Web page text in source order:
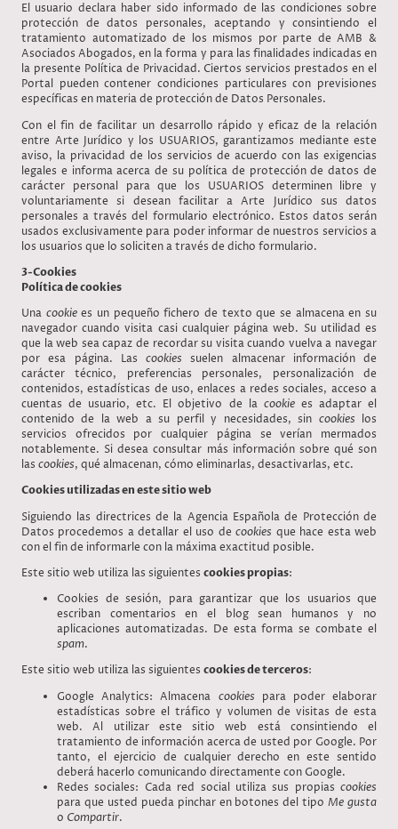
El usuario declara haber sido informado de las condiciones sobre
protección de datos personales, aceptando y consintiendo el
tratamiento automatizado de los mismos por parte de AMB &
Asociados Abogados, en la forma y para las finalidades indicadas en
la presente Política de Privacidad. Ciertos servicios prestados en el
Portal pueden contener condiciones particulares con previsiones
específicas en materia de protección de Datos Personales.
Con el fin de facilitar un desarrollo rápido y eficaz de la relación
entre Arte Jurídico y los USUARIOS, garantizamos mediante este
aviso, la privacidad de los servicios de acuerdo con las exigencias
legales e informa acerca de su política de protección de datos de
carácter personal para que los USUARIOS determinen libre y
voluntariamente si desean facilitar a Arte Jurídico sus datos
personales a través del formulario electrónico. Estos datos serán
usados exclusivamente para poder informar de nuestros servicios a
los usuarios que lo soliciten a través de dicho formulario.
3-Cookies
Política de cookies
Una cookiees un pequeño fichero de texto que se almacena en su
navegador cuando visita casi cualquier página web. Su utilidad es
que la web sea capaz de recordar su visita cuando vuelva a navegar
por esa página. Las cookies suelen almacenar información de
carácter técnico, preferencias personales, personalización de
contenidos, estadísticas de uso, enlaces a redes sociales, acceso a
cuentas de usuario, etc. El objetivo de la cookiees adaptar el
contenido de la web a su perfil y necesidades, sin cookies los
servicios ofrecidos por cualquier página se verían mermados
notablemente. Si desea consultar más información sobre qué son
las cookies, qué almacenan, cómo eliminarlas, desactivarlas, etc.
Cookies utilizadas en este sitio web
Siguiendo las directrices de la Agencia Española de Protección de
Datos procedemos a detallar el uso decookies que hace esta web
con el fin de informarle con la máxima exactitud posible.
Este sitio web utiliza las siguientes cookies propias:
Cookies de sesión, para garantizar que los usuarios que
escriban comentarios en el blog sean humanos y no
aplicaciones automatizadas. De esta forma se combate el
spam.
Este sitio web utiliza las siguientes cookies de terceros:
Google Analytics: Almacena cookies para poder elaborar
estadísticas sobre el tráfico y volumen de visitas de esta
web. Al utilizar este sitio web está consintiendo el
tratamiento de información acerca de usted por Google. Por
tanto, el ejercicio de cualquier derecho en este sentido
deberá hacerlo comunicando directamente con Google.
Redes sociales: Cada red social utiliza sus propias cookies
para que usted pueda pinchar en botones del tipoMe gusta
o Compartir.